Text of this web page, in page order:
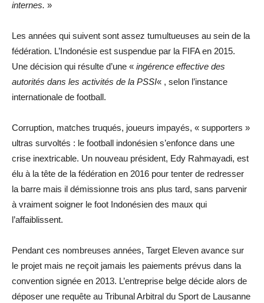
internes. »
Les années qui suivent sont assez tumultueuses au sein de la
fédération. L’Indonésie est suspendue par la FIFA en 2015.
Une décision qui résulte d’une « ingérence effective des
autorités dans les activités de la PSSI« , selon l’instance
internationale de football.
Corruption, matches truqués, joueurs impayés, « supporters »
ultras survoltés : le football indonésien s’enfonce dans une
crise inextricable. Un nouveau président, Edy Rahmayadi, est
élu à la tête de la fédération en 2016 pour tenter de redresser
la barre mais il démissionne trois ans plus tard, sans parvenir
à vraiment soigner le foot Indonésien des maux qui
l’affaiblissent.
Pendant ces nombreuses années, Target Eleven avance sur
le projet mais ne reçoit jamais les paiements prévus dans la
convention signée en 2013. L’entreprise belge décide alors de
déposer une requête au Tribunal Arbitral du Sport de Lausanne